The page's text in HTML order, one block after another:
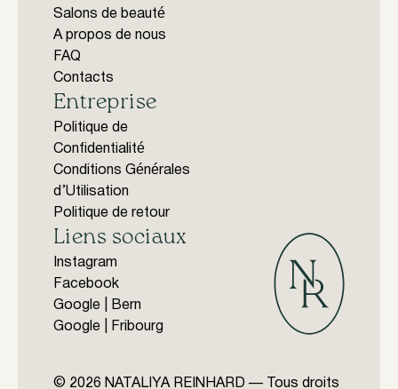
Salons de beauté
A propos de nous
FAQ
Contacts
Entreprise
Politique de
Confidentialité
Conditions Générales
d’Utilisation
Politique de retour
Liens sociaux
Instagram
Facebook
Google | Bern
Google | Fribourg
© 2026 NATALIYA REINHARD — Tous droits